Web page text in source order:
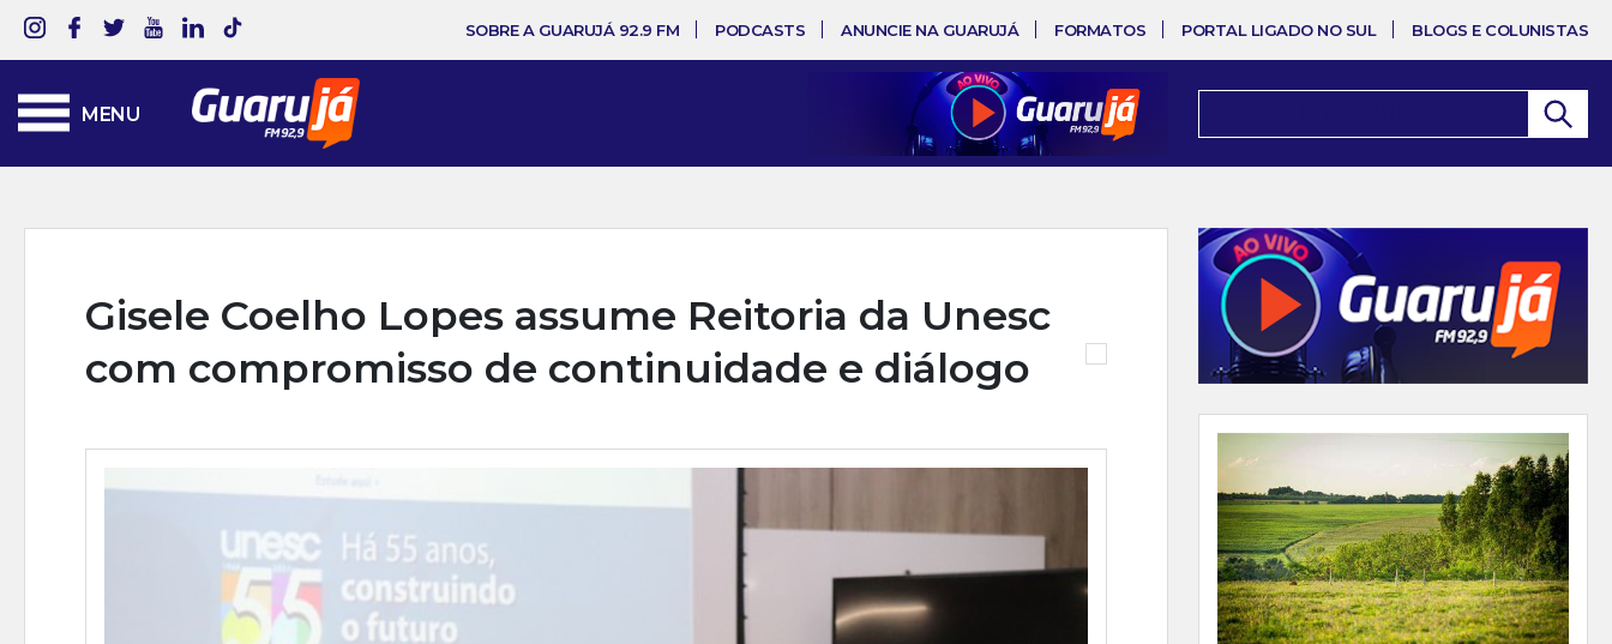
SOBRE A GUARUJÁ 92.9 FM PODCASTS ANUNCIE NA GUARUJÁ FORMATOS PORTAL LIGADO NO SUL BLOGS E COLUNISTAS
MENU
Gisele Coelho Lopes assume Reitoria da Unesc
com compromisso de continuidade e diálogo